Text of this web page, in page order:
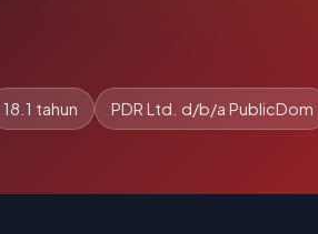
18.1 tahun PDR Ltd. d/b/a PublicDom